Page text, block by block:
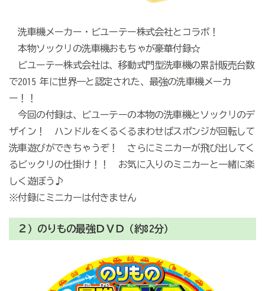
洗車機メーカー・ビユーテー株式会社とコラボ！
本物ソックリの洗車機おもちゃが豪華付録☆
ビユーテー株式会社は、移動式門型洗車機の累計販売台数
で2015 年に世界一と認定された、最強の洗車機メーカ
ー！！
今回の付録は、ビユーテーの本物の洗車機とソックリのデ
ザイン！ ハンドルをくるくるまわせばスポンジが回転して
洗車遊びができちゃうぞ！ さらにミニカーが飛び出してく
るビックリの仕掛け！！ お気に入りのミニカーと一緒に楽
しく遊ぼう♪
※付録にミニカーは付きません
２）のりもの最強ＤＶＤ（約82分）